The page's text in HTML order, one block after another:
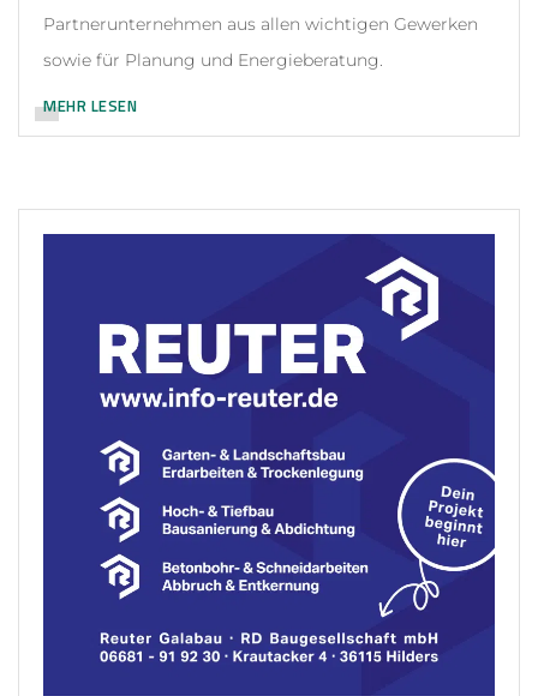
Partnerunternehmen aus allen wichtigen Gewerken
sowie für Planung und Energieberatung.
MEHR LESEN